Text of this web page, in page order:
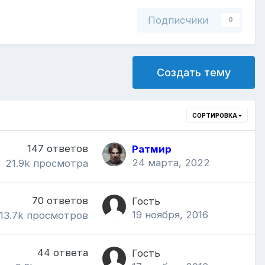
Подписчики 0
Создать тему
СОРТИРОВКА
147 ответов
21.9k просмотра
Ратмир
24 марта, 2022
70 ответов
13.7k просмотров
Гость
19 ноября, 2016
44 ответа
Гость